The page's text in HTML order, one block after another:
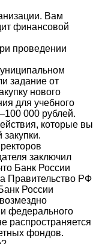
Вам
финансовой
проведении
задание от
нового
для учебного
000 рублей.
которые вы
заключил
Банк России
Правительство РФ
России
федерального
распространяется
фондов.